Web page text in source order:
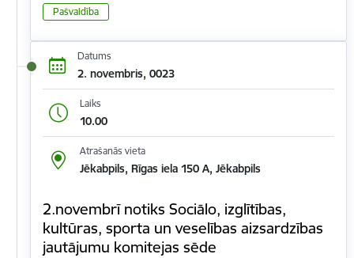
Pašvaldība
Datums
2. novembris, 0023
Laiks
10.00
Atrašanās vieta
Jēkabpils, Rīgas iela 150 A, Jēkabpils
2.novembrī notiks Sociālo, izglītības,
kultūras, sporta un veselības aizsardzības
jautājumu komitejas sēde